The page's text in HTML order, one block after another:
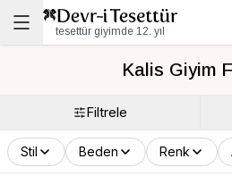
tesettür giyimde 12. yıl
Kalis Giyim
Filtrele
Stil Beden Renk